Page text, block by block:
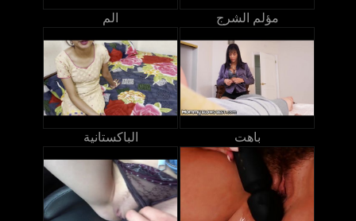
الم مؤلم الشرج
الباكستانية باهت